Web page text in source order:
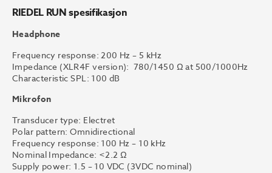
RIEDEL RUN spesifikasjon
Headphone
Frequency response: 200 Hz – 5 kHz
Impedance (XLR4F version): 780/1450 Ω at 500/1000Hz
Characteristic SPL: 100 dB
Mikrofon
Transducer type: Electret
Polar pattern: Omnidirectional
Frequency response: 100 Hz – 10 kHz
Nominal Impedance: <2.2 Ω
Supply power: 1.5 – 10 VDC (3VDC nominal)